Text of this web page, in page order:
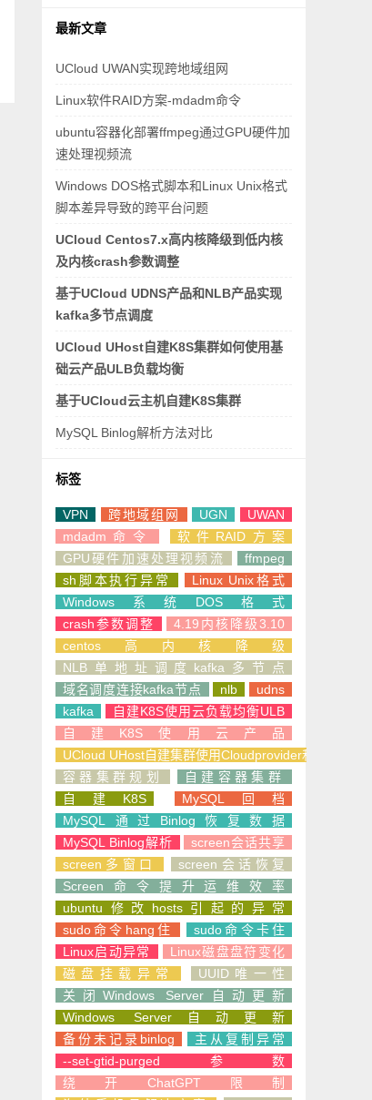
最新文章
UCloud UWAN实现跨地域组网
Linux软件RAID方案-mdadm命令
ubuntu容器化部署ffmpeg通过GPU硬件加
速处理视频流
Windows DOS格式脚本和Linux Unix格式
脚本差异导致的跨平台问题
UCloud Centos7.x高内核降级到低内核
及内核crash参数调整
基于UCloud UDNS产品和NLB产品实现
kafka多节点调度
UCloud UHost自建K8S集群如何使用基
础云产品ULB负载均衡
基于UCloud云主机自建K8S集群
MySQL Binlog解析方法对比
标签
VPN 跨地域组网 UGN
UWAN
mdadm命令
软件RAID方案
GPU硬件加速处理视频流
ffmpeg
sh脚本执行异常
Linux Unix格式
Windows系统DOS格式
crash参数调整
4.19内核降级3.10
centos高内核降级
NLB单地址调度kafka多节点
域名调度连接kafka节点
nlb
udns
kafka
自建K8S使用云负载均衡ULB
自建K8S使用云产品
UCloud UHost自建集群使用Cloudprovider和CSI
容器集群规划
自建容器集群
自建K8S
MySQL回档
MySQL通过Binlog恢复数据
MySQL Binlog解析
screen会话共享
screen多窗口
screen会话恢复
Screen命令提升运维效率
ubuntu修改hosts引起的异常
sudo命令hang住
sudo命令卡住
Linux启动异常
Linux磁盘盘符变化
磁盘挂载异常
UUID唯一性
关闭Windows Server自动更新
Windows Server自动更新
备份未记录binlog
主从复制异常
--set-gtid-purged参数
绕开ChatGPT限制